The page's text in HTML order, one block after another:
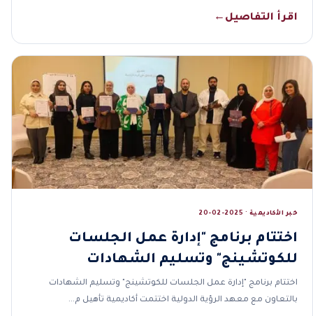
اقرأ التفاصيل ←
خبر الأكاديمية · 2025-02-20
اختتام برنامج "إدارة عمل الجلسات
للكوتشينج" وتسليم الشهادات
اختتام برنامج "إدارة عمل الجلسات للكوتشينج" وتسليم الشهادات
بالتعاون مع معهد الرؤية الدولية اختتمت أكاديمية تأهيل م…